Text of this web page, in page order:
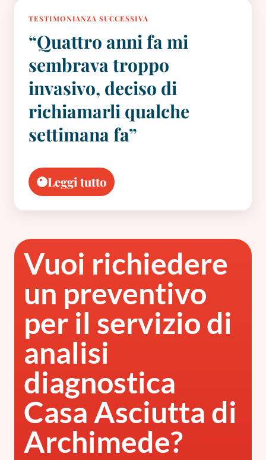
TESTIMONIANZA SUCCESSIVA
“Quattro anni fa mi
sembrava troppo
invasivo, deciso di
richiamarli qualche
settimana fa”
Leggi tutto
Vuoi richiedere
un preventivo
per il servizio di
analisi
diagnostica
Casa Asciutta di
Archimede?